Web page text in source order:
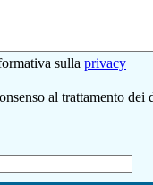
sulla privacy
al trattamento dei